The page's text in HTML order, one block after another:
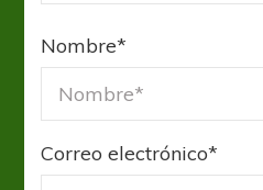
Nombre*
Correo electrónico*